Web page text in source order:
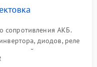
сопротивления АКБ.
диодов, реле
поиск вздутых
печатной плате.